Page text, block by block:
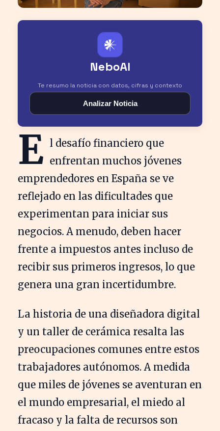
𒀭
NeboAI
Te resumo la noticia con datos, cifras y contexto
Analizar Noticia
E l desafío financiero que
enfrentan muchos jóvenes
emprendedores en España se ve
reflejado en las dificultades que
experimentan para iniciar sus
negocios. A menudo, deben hacer
frente a impuestos antes incluso de
recibir sus primeros ingresos, lo que
genera una gran incertidumbre.
La historia de una diseñadora digital
y un taller de cerámica resalta las
preocupaciones comunes entre estos
trabajadores autónomos. A medida
que miles de jóvenes se aventuran en
el mundo empresarial, el miedo al
fracaso y la falta de recursos son